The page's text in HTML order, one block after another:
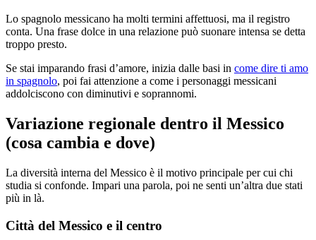
Lo spagnolo messicano ha molti termini affettuosi, ma il registro
conta. Una frase dolce in una relazione può suonare intensa se detta
troppo presto.
Se stai imparando frasi d’amore, inizia dalle basi in come dire ti amo
in spagnolo, poi fai attenzione a come i personaggi messicani
addolciscono con diminutivi e soprannomi.
Variazione regionale dentro il Messico
(cosa cambia e dove)
La diversità interna del Messico è il motivo principale per cui chi
studia si confonde. Impari una parola, poi ne senti un’altra due stati
più in là.
Città del Messico e il centro